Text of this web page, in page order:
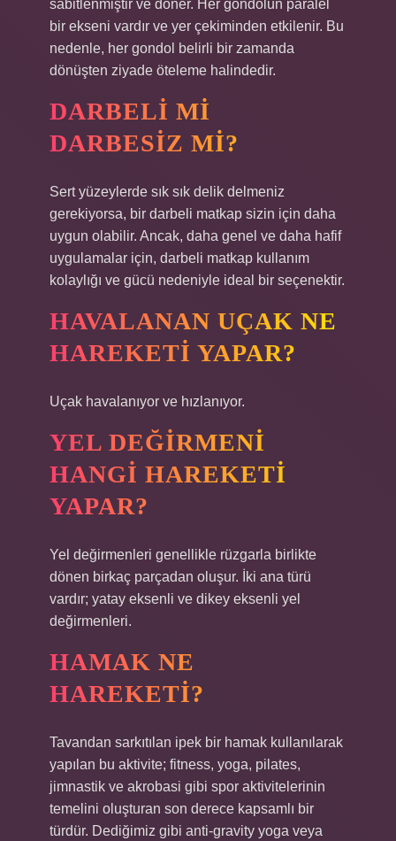
sabitlenmiştir ve döner. Her gondolun paralel
bir ekseni vardır ve yer çekiminden etkilenir. Bu
nedenle, her gondol belirli bir zamanda
dönüşten ziyade öteleme halindedir.
DARBELI MI
DARBESIZ MI?
Sert yüzeylerde sık sık delik delmeniz
gerekiyorsa, bir darbeli matkap sizin için daha
uygun olabilir. Ancak, daha genel ve daha hafif
uygulamalar için, darbeli matkap kullanım
kolaylığı ve gücü nedeniyle ideal bir seçenektir.
HAVALANAN UÇAK NE
HAREKETI YAPAR?
Uçak havalanıyor ve hızlanıyor.
YEL DEĞIRMENI
HANGI HAREKETI
YAPAR?
Yel değirmenleri genellikle rüzgarla birlikte
dönen birkaç parçadan oluşur. İki ana türü
vardır; yatay eksenli ve dikey eksenli yel
değirmenleri.
HAMAK NE
HAREKETI?
Tavandan sarkıtılan ipek bir hamak kullanılarak
yapılan bu aktivite; fitness, yoga, pilates,
jimnastik ve akrobasi gibi spor aktivitelerinin
temelini oluşturan son derece kapsamlı bir
türdür. Dediğimiz gibi anti-gravity yoga veya